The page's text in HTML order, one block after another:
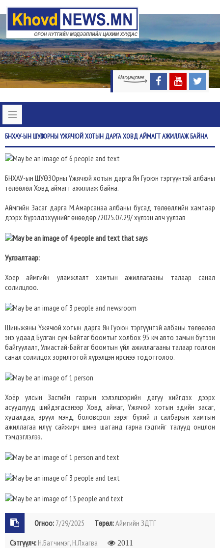
БНХАУ-ЫНШУӨЗОРНЫ ҮЖЯЧЮЙ ХОТЫН ДАРГА ХОВД АЙМАГТ АЖИЛЛАЖ БАЙНА
БНХАУ-ын ШУӨЗОрны Үжячюй хотын дарга Ян Гуоюн тэргүүнтэй албаны
төлөөлөл Ховд аймагт ажиллаж байна.
Аймгийн Засаг дарга М.Амарсанаа албаны бусад төлөөллийн хамтаар
дээрх бүрэлдэхүүнийг өнөөдөр /2025.07.29/ хүлээн авч уулзав
Уулзалтаар:
Хоёр аймгийн уламжлалт хамтын ажиллагааны талаар санал
солилцлоо.
Шиньжяны Үжячюй хотын дарга Ян Гуоюн тэргүүнтэй албаны төлөөлөл
энэ удаад Булган сум-Байтаг боомтыг холбох 95 км авто замын бүтээн
байгуулалт, Улиастай-Байтаг боомтын үйл ажиллагааны талаар голлон
санал солилцох зорилготой хүрэлцэн ирснээ тодотголоо.
Хоёр улсын Засгийн газрын хэлэлцээрийн дагуу хийгдэх дээрх
асуудлууд шийдэгдсэнээр Ховд аймаг, Үжячюй хотын эдийн засаг,
худалдаа, эрүүл мэнд, боловсрол зэрэг бүхий л салбарын хамтын
ажиллагаа илүү сайжирч шинэ шатанд гарна гэдгийг талууд онцлон
тэмдэглэлээ.
Огноо: 7/29/2025 Төрөл:Аймгийн ЗДТГ
Сэтгүүлч: Н.Батчимэг, Н.Лхагва 2011